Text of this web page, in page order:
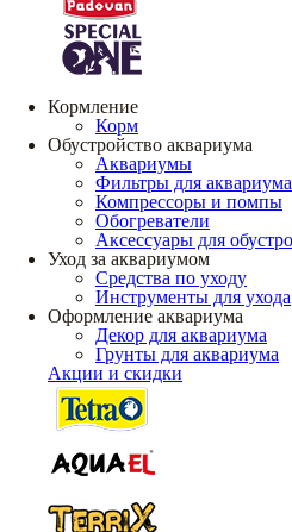
Кормление
Корм
Обустройство аквариума
Аквариумы
Фильтры для аквариума
Компрессоры и помпы
Обогреватели
Аксессуары для
Уход за аквариумом
Средства по уходу
Инструменты для ухода
Оформление аквариума
Декор для аквариума
Грунты для аквариума
Акции и скидки